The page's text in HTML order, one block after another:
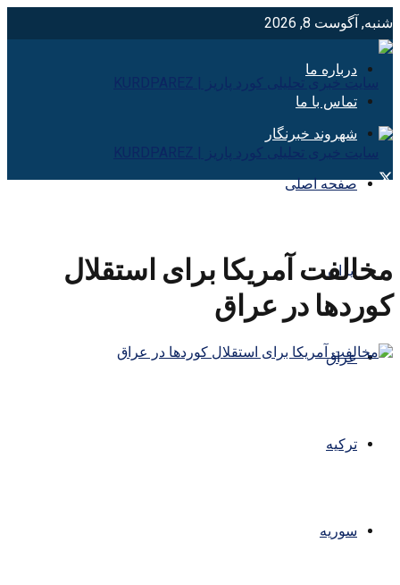
شنبه, آگوست 8, 2026
درباره ما
تماس با ما
شهروند خبرنگار
صفحه اصلی
ایران
عراق
ترکیه
سوریه
مخالفت آمریکا برای استقلال
کوردها در عراق